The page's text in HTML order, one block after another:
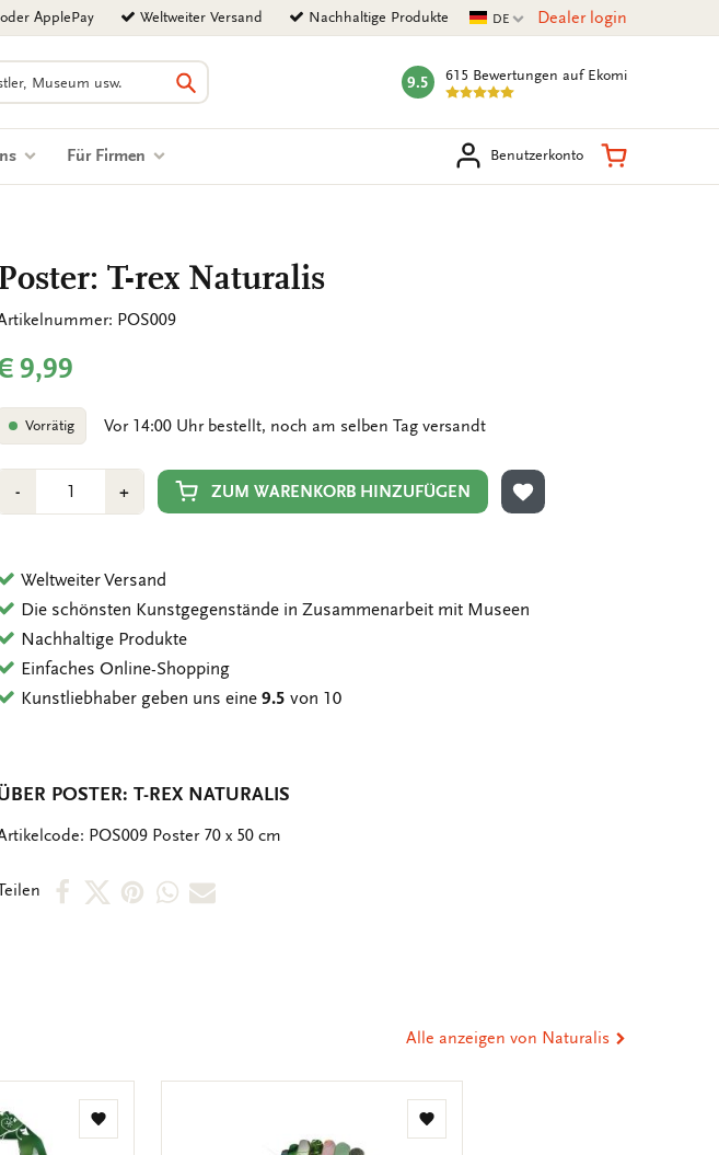
ApplePay Weltweiter Versand Nachhaltige Produkte Aktuelle Sprache
DE Dealer login
Suchen
mark:
9.5 615 Bewertungen auf Ekomi
Für Firmen Benutzerkonto Warenkorb
T-rex Naturalis
POS009
9,99
Vorrätig Vor 14:00 Uhr bestellt, noch am selben Tag versandt
-Min
1
+Plus
1
ZUM WARENKORB HINZUFÜGEN
ZUR WUNSCHLISTE
Weltweiter Versand
Die schönsten Kunstgegenstände in Zusammenarbeit mit Museen
Nachhaltige Produkte
Einfaches Online-Shopping
Kunstliebhaber geben uns eine9.5 von 10
POSTER: T-REX NATURALIS
POS009 Poster 70 x 50 cm
Per Per Per PerPer
Alle anzeigen von Naturalis
Zur
Zur